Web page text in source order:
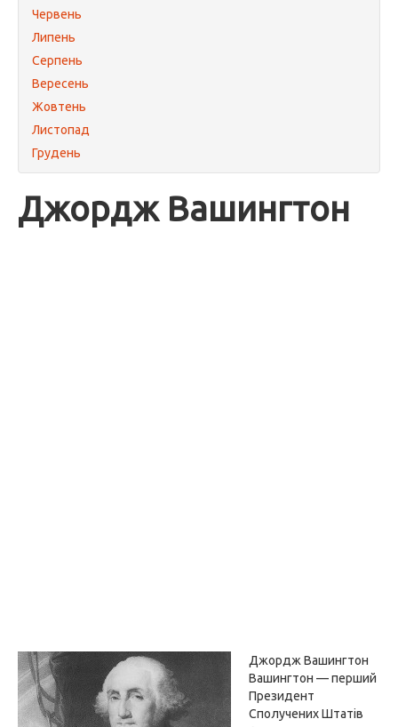
Червень
Липень
Серпень
Вересень
Жовтень
Листопад
Грудень
Джордж Вашингтон
Джордж Вашингтон
Вашингтон — перший
Президент
Сполучених Штатів